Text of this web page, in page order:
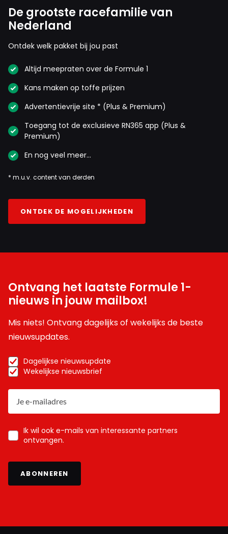
De grootste racefamilie van
Nederland
Ontdek welk pakket bij jou past
Altijd meepraten over de Formule 1
Kans maken op toffe prijzen
Advertentievrije site * (Plus & Premium)
Toegang tot de exclusieve RN365 app (Plus &
Premium)
En nog veel meer…
* m.u.v. content van derden
ONTDEK DE MOGELIJKHEDEN
Ontvang het laatste Formule 1-
nieuws in jouw mailbox!
Mis niets! Ontvang dagelijks of wekelijks de beste
nieuwsupdates.
Dagelijkse nieuwsupdate
Wekelijkse nieuwsbrief
Ik wil ook e-mails van interessante partners
ontvangen.
ABONNEREN